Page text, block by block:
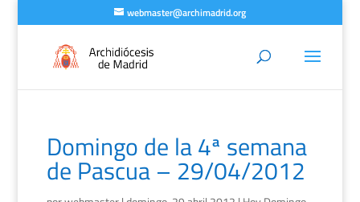
webmaster@archimadrid.org
Domingo de la 4ª semana
de Pascua – 29/04/2012